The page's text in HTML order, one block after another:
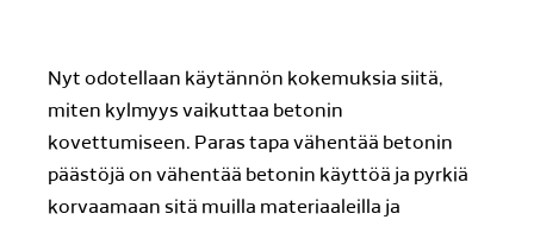
Nyt odotellaan käytännön kokemuksia siitä,
miten kylmyys vaikuttaa betonin
kovettumiseen. Paras tapa vähentää betonin
päästöjä on vähentää betonin käyttöä ja pyrkiä
korvaamaan sitä muilla materiaaleilla ja